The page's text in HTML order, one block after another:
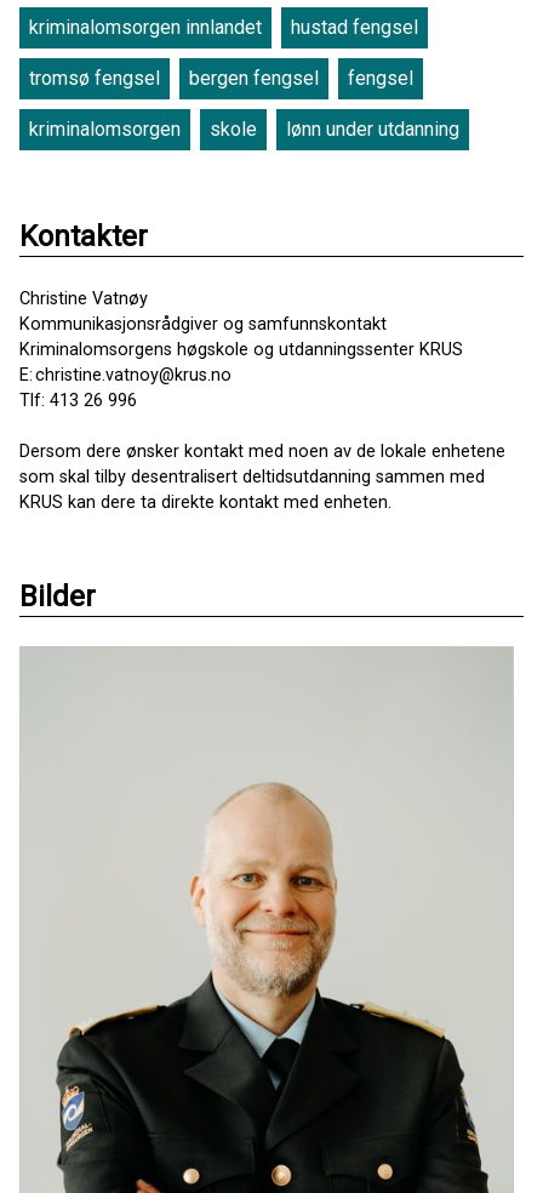
kriminalomsorgen innlandet hustad fengsel
tromsø fengsel bergen fengsel fengsel
kriminalomsorgen skole lønn under utdanning
Kontakter
Christine Vatnøy
Kommunikasjonsrådgiver og samfunnskontakt
Kriminalomsorgens høgskole og utdanningssenter KRUS
E: christine.vatnoy@krus.no
Tlf: 413 26 996
Dersom dere ønsker kontakt med noen av de lokale enhetene
som skal tilby desentralisert deltidsutdanning sammen med
KRUS kan dere ta direkte kontakt med enheten.
Bilder